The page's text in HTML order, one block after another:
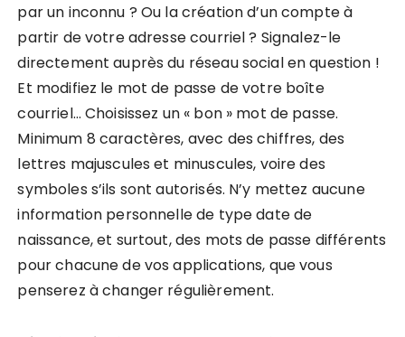
par un inconnu ? Ou la création d’un compte à
partir de votre adresse courriel ? Signalez-le
directement auprès du réseau social en question !
Et modifiez le mot de passe de votre boîte
courriel… Choisissez un « bon » mot de passe.
Minimum 8 caractères, avec des chiffres, des
lettres majuscules et minuscules, voire des
symboles s’ils sont autorisés. N’y mettez aucune
information personnelle de type date de
naissance, et surtout, des mots de passe différents
pour chacune de vos applications, que vous
penserez à changer régulièrement.